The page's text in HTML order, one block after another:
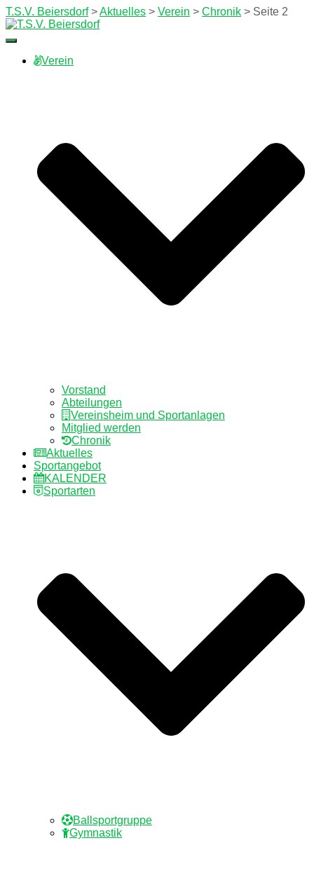
T.S.V. Beiersdorf>Aktuelles > Verein > Chronik > Seite 2
Navigation
umschaltenVerein
Vorstand
Abteilungen
Vereinsheim und Sportanlagen
Mitglied werden
Chronik
Aktuelles
Sportangebot
KALENDER
Sportarten
Ballsportgruppe
Gymnastik